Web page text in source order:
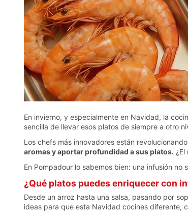
En invierno, y especialmente en Navidad, la
sencilla de llevar esos platos de siempre a otro
Los chefs más innovadores están
aromas y aportar profundidad a sus platos.
En Pompadour lo sabemos bien: una infusión
¿Qué platos puedes enriquecer con
Desde un arroz hasta una salsa, pasando por
ideas para que esta Navidad cocines diferente,